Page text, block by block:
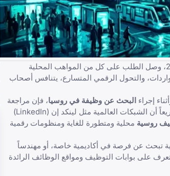
شهد المشهد المهني في روسيا تغييرات هيكلية هائلة على مدار السنوات القليلة الماضية. ومع دخولنا عام 2026، وصل الطلب على كل من المواهب المحلية
والتحول الرقمي المتسارع، يتنافس أصحاب
إجراء البحث عن وظيفة في روسيا، فإن مراجعة
يمكن أن تساعدك في التغلب على ظروف السوق الفريدة. ستدرك سريعاً أن الشبكات العالمية مثل لينكد إن (LinkedIn)
روسية محلية ومتطورة للغاية ومنظومات رقمية
تبحث عن فرصة في أكاديمية خاصة، أو مهندساً
على بوابات التوظيف ومواقع الوظائف الرائدة